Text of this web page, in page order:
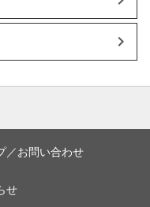
／お問い合わせ
せ